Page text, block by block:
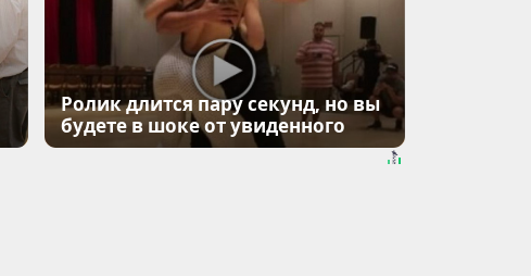
Ролик длится пару секунд, но вы
будете в шоке от увиденного